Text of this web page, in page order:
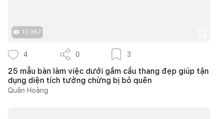
10.367
4 0 3
25 mẫu bàn làm việc dưới gầm cầu thang đẹp giúp tận
dụng diện tích tưởng chừng bị bỏ quên
Quân Hoàng